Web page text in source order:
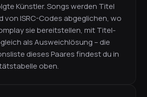
Künstler. Songs werden Titel
von ISRC-Codes abgeglichen, wo
sie bereitstellen, mit Titel-
als Ausweichlösung – die
dieses Paares findest du in
oben.